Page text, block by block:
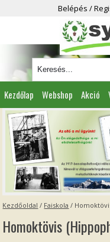
Belépés /
Kezdőlap Webshop Akció
Viszonteladóknak
Kezdőoldal / Faiskola /
Homoktövis